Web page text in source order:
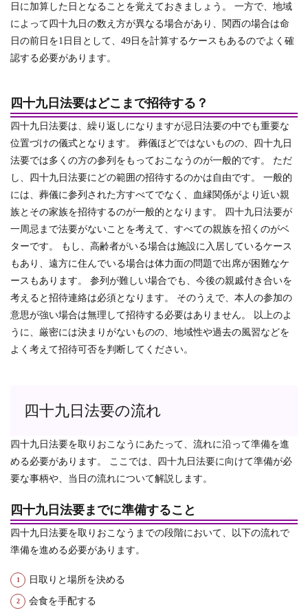
日に加算した日となることを覚えておきましょう。 一方で、地域
によって四十九日の数え方が異なる場合があり、関西の場合は命
日の前日を1日目として、49日を計算するケースもあるのでよく確
認する必要があります。
四十九日法要はどこまで招待する？
四十九日法要は、繰り返しになりますが忌日法要の中でも重要な
位置づけの儀式となります。 葬儀ほどではないものの、四十九日
法要では多くの方の参列をもっておこなうのが一般的です。
ただ
し、四十九日法要にどの範囲の招待するのかは自由です。 一般的
には、葬儀に参列された方すべてでなく、血縁関係がより近い親
族とその家族を招待するのが一般的となります。 四十九日法要が
一周忌まで法要がないことを考えて、すべての親族を招くのがベ
ターです。 もし、高齢者がいる場合は施設に入居しているケース
もあり、遠方に住んでいる場合は体力面の問題で出席が困難なケ
ースもあります。 参列が難しい場合でも、今後の親戚付き合いを
考えると招待連絡は必須となります。 そのうえで、本人の参加の
意思が強い場合は無理して招待する必要はありません。 以上のよ
うに、厳密には決まりがないものの、地域性や過去の風習などを
よく考えて招待可否を判断してください。
四十九日法要の流れ
四十九日法要を取りおこなうにあたって、流れに沿って準備を進
める必要があります。 ここでは、四十九日法要に向けて準備が必
要な事柄や、当日の流れについて解説します。
四十九日法要までに準備すること
四十九日法要を取りおこなうまでの段階において、以下の流れで
準備を進める必要があります。
日取りと場所を決める
会食を手配する